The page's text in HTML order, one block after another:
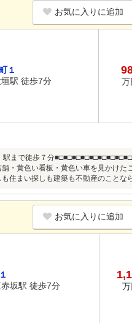
お気に入りに追加
１
垣駅 徒歩7分
万
駅まで徒歩７分
・黄色い看板・黄色い車を見かけ
住まい探しも建築も不動産のことな
お気に入りに追加
坂駅 徒歩7分
万